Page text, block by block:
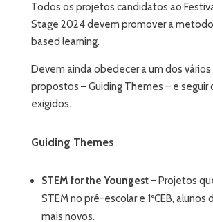
Todos os projetos candidatos ao
Stage 2024 devem promover a
based learning.
Devem ainda obedecer a um dos
propostos –Guiding Themes – e seguir
exigidos.
Guiding Themes
STEM for the Youngest– Projetos
STEM no pré-escolar e 1ºCEB, alunos
mais novos.